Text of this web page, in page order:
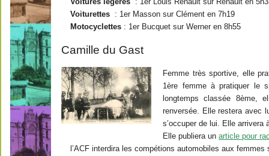
Voiturettes : 1er Masson sur Clément en 7h19
Motocyclettes : 1er Bucquet sur Werner en 8h55
Camille du Gast
Femme très sportive, elle
1ère femme à pratiquer le
longtemps classée 8ème,
renversée. Elle restera avec
s’occuper de lui. Elle arrivera
Elle publiera unarticle pour
l’ACF interdira les compétions automobiles aux